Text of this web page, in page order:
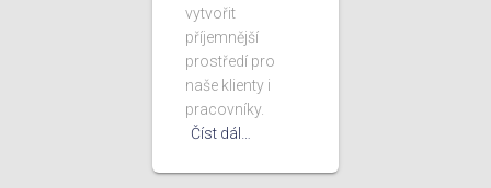
vytvořit
příjemnější
prostředí pro
naše klienty i
pracovníky.
Číst dál…